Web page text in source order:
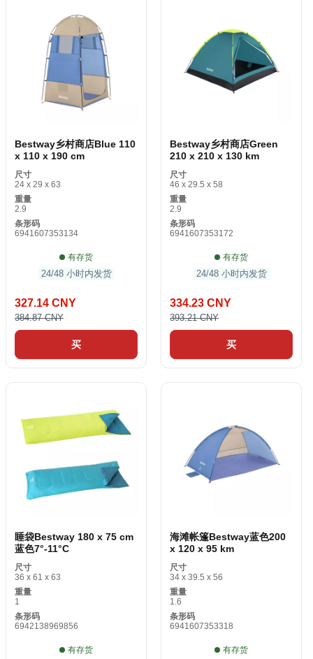
Bestway乡村商店Blue 110
x 110 x 190 cm
尺寸
24 x 29 x 63
重量
2.9
条形码
6941607353134
有存货
24/48 小时内发货
327.14 CNY
384.87 CNY
买
Bestway乡村商店Green
210 x 210 x 130 km
尺寸
46 x 29.5 x 58
重量
2.9
条形码
6941607353172
有存货
24/48 小时内发货
334.23 CNY
393.21 CNY
买
睡袋Bestway 180 x 75 cm
蓝色7°-11°C
尺寸
36 x 61 x 63
重量
1
条形码
6942138969856
有存货
海滩帐篷Bestway蓝色200
x 120 x 95 km
尺寸
34 x 39.5 x 56
重量
1.6
条形码
6941607353318
有存货